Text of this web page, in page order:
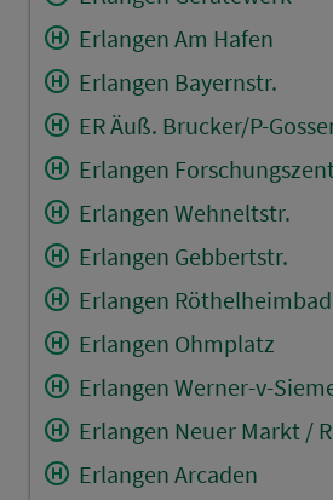
Erlangen Am Hafen
Erlangen Bayernstr.
ER Äuß. Brucker/P-
Erlangen
Erlangen Wehneltstr.
Erlangen Gebbertstr.
Erlangen Röthelheimbad
Erlangen Ohmplatz
Erlangen Werner-v-
Erlangen Neuer Markt /
Erlangen Arcaden